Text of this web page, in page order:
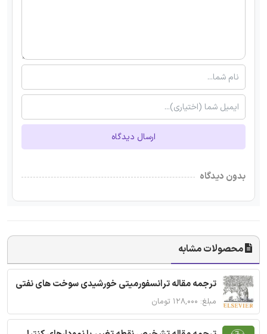
ارسال دیدگاه
بدون دیدگاه
محصولات مشابه
ترجمه مقاله ترانسفورمیتی خورشیدی سوخت های نفتی
مبلغ: ۱۲۸,۰۰۰ تومان